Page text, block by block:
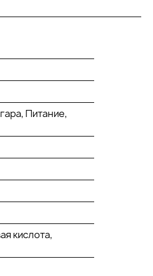
Питание,
кислота,